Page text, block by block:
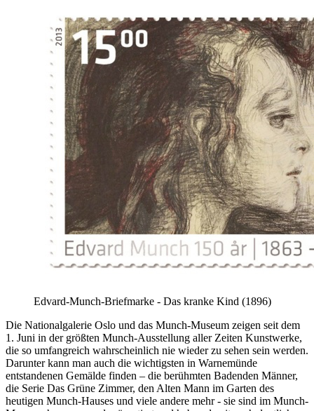
Edvard-Munch-Briefmarke - Das kranke Kind (1896)
Die Nationalgalerie Oslo und das Munch-Museum zeigen seit dem
1. Juni in der größten Munch-Ausstellung aller Zeiten Kunstwerke,
die so umfangreich wahrscheinlich nie wieder zu sehen sein werden.
Darunter kann man auch die wichtigsten in Warnemünde
entstandenen Gemälde finden – die berühmten Badenden Männer,
die Serie Das Grüne Zimmer, den Alten Mann im Garten des
heutigen Munch-Hauses und viele andere mehr - sie sind im Munch-